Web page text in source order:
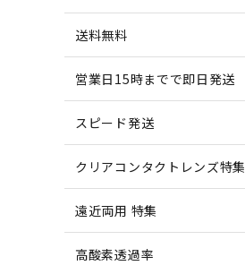
送料無料
営業日15時までで即日発送
スピード発送
クリアコンタクトレンズ特集
遠近両用 特集
高酸素透過率